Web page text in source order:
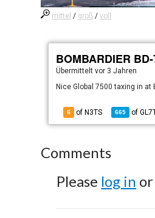
mittel / groß /voll
BOMBARDIER
Übermitteltvor 3 Jahren
Nice Global 7500 taxing in at
6 of N3TS 665 of
Comments
Please log in or